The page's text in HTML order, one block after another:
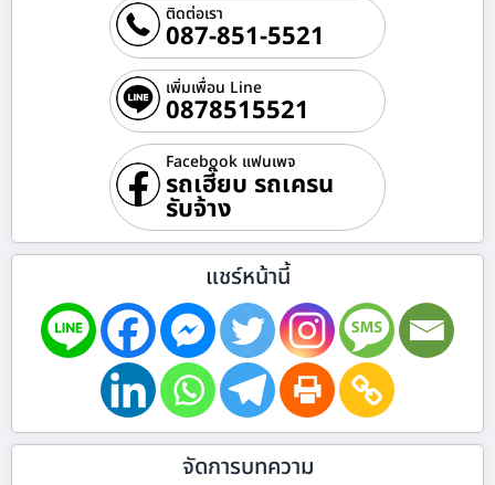
ติดต่อเรา
087-851-5521
เพิ่มเพื่อน Line
0878515521
Facebook แฟนเพจ
รถเฮี๊ยบ รถเครน
รับจ้าง
แชร์หน้านี้
จัดการบทความ